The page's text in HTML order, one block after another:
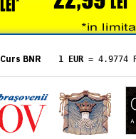
Curs BNR 1 EUR = 4.9774
= 5.8304
1 XAU= 464.4611
1 AED= 1.1933
1 AUD= 2.7957
1 BGN= 2.5449